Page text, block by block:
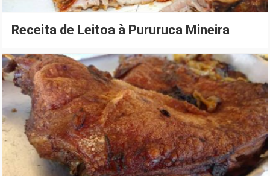
Receita de Leitoa à Pururuca Mineira